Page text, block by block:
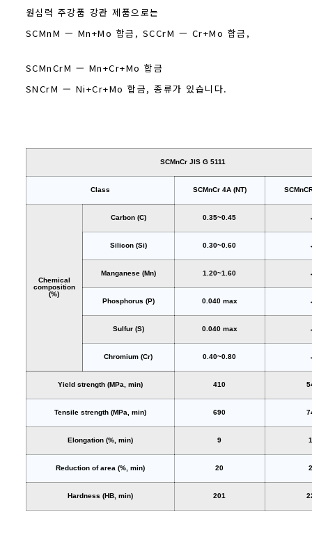
원심력 주강품 강관 제품으로는
SCMnM — Mn+Mo 합금, SCCrM — Cr+Mo 합금,
SCMnCrM — Mn+Cr+Mo 합금
SNCrM — Ni+Cr+Mo 합금, 종류가 있습니다.
SCMnCr JIS G 5111
Class SCMnCr 4A (NT)
Chemical
composition
(%)
Carbon (C) 0.35~0.45
Silicon (Si) 0.30~0.60
Manganese (Mn) 1.20~1.60
Phosphorus (P) 0.040 max
Sulfur (S) 0.040 max
Chromium (Cr) 0.40~0.80
Yield strength (MPa, min) 410
Tensile strength (MPa, min) 690
Elongation (%, min) 9
Reduction of area (%, min) 20
Hardness (HB, min) 201